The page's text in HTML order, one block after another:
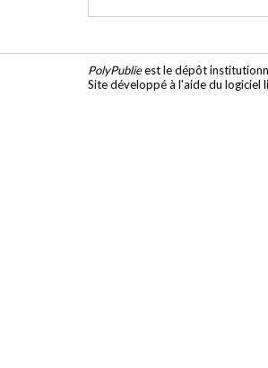
PolyPublieest le dépôt
Site développé à l'aide du logiciel